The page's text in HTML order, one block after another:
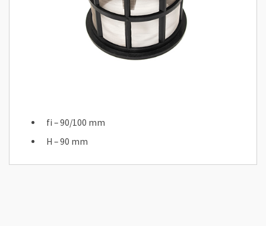
fi – 90/100 mm
H – 90 mm